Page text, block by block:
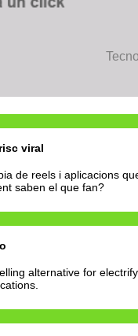
viral
de reels i aplicacions
saben el que fan?
alternative for